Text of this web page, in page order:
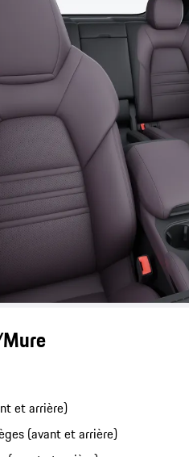
et arrière)
(avant et arrière)